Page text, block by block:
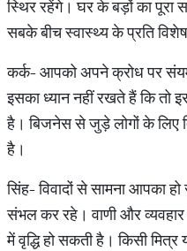
स्थिर रहेंगे। घर के बड़ों का पूरा
सबके बीच स्वास्थ्य के प्रति
कर्क- आपको अपने क्रोध पर
इसका ध्यान नहीं रखते हैं कि तो
है। बिजनेस से जुड़े लोगों के लिए
है।
सिंह- विवादों से सामना आपका
संभल कर रहे। वाणी और
में वृद्धि हो सकती है। किसी